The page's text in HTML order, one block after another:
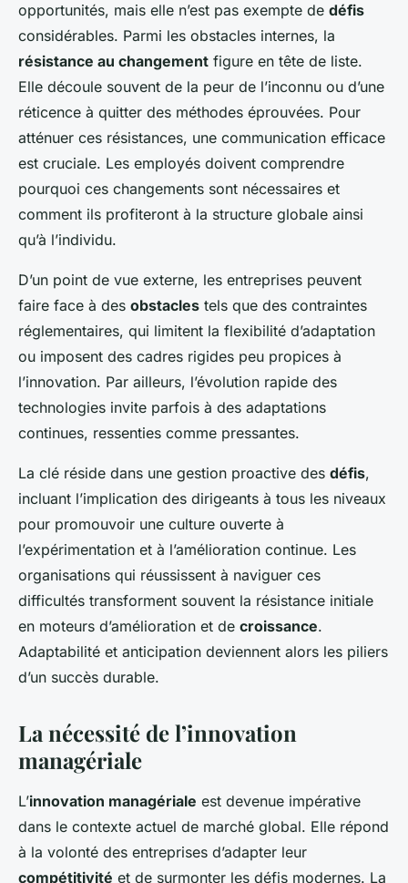
opportunités, mais elle n’est pas exempte de défis
considérables. Parmi les obstacles internes, la
résistance au changement figure en tête de liste.
Elle découle souvent de la peur de l’inconnu ou d’une
réticence à quitter des méthodes éprouvées. Pour
atténuer ces résistances, une communication efficace
est cruciale. Les employés doivent comprendre
pourquoi ces changements sont nécessaires et
comment ils profiteront à la structure globale ainsi
qu’à l’individu.
D’un point de vue externe, les entreprises peuvent
faire face à des obstacles tels que des contraintes
réglementaires, qui limitent la flexibilité d’adaptation
ou imposent des cadres rigides peu propices à
l’innovation. Par ailleurs, l’évolution rapide des
technologies invite parfois à des adaptations
continues, ressenties comme pressantes.
La clé réside dans une gestion proactive des défis,
incluant l’implication des dirigeants à tous les niveaux
pour promouvoir une culture ouverte à
l’expérimentation et à l’amélioration continue. Les
organisations qui réussissent à naviguer ces
difficultés transforment souvent la résistance initiale
en moteurs d’amélioration et de croissance.
Adaptabilité et anticipation deviennent alors les piliers
d’un succès durable.
La nécessité de l’innovation
managériale
L’innovation managériale est devenue impérative
dans le contexte actuel de marché global. Elle répond
à la volonté des entreprises d’adapter leur
compétitivité et de surmonter les défis modernes. La